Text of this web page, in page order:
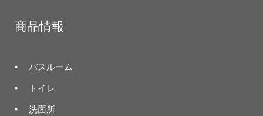
商品情報
バスルーム
トイレ
洗面所